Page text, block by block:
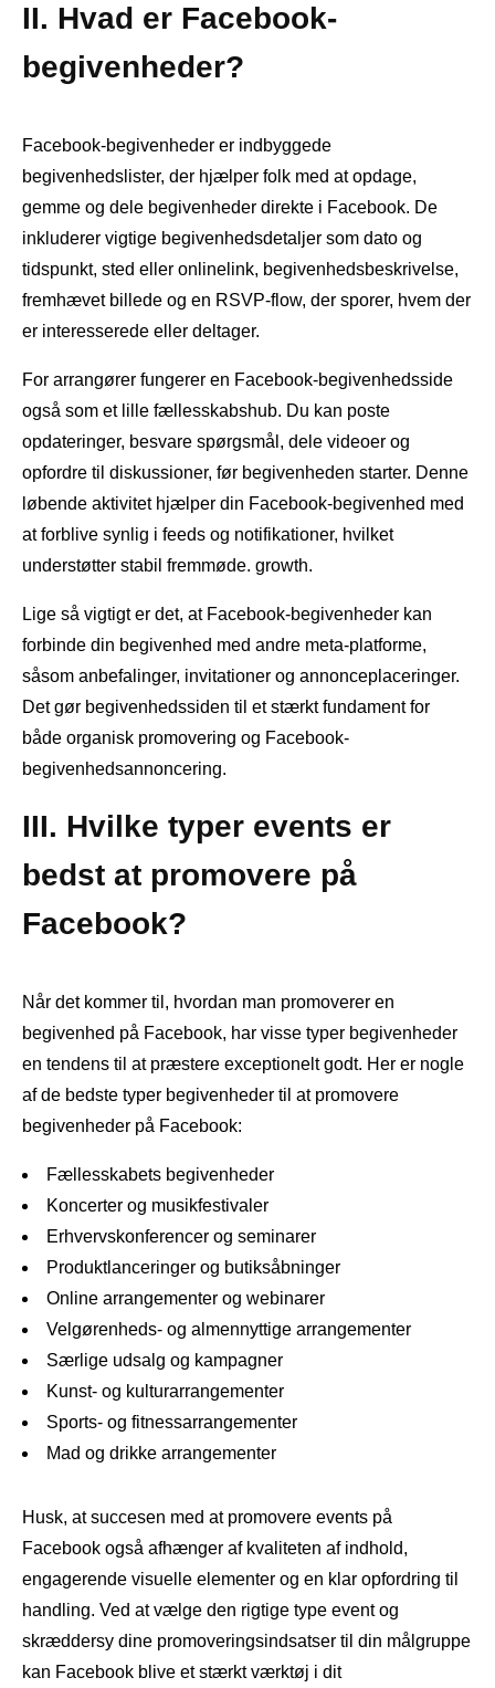
II. Hvad er Facebook-
begivenheder?
Facebook-begivenheder er indbyggede
begivenhedslister, der hjælper folk med at opdage,
gemme og dele begivenheder direkte i Facebook. De
inkluderer vigtige begivenhedsdetaljer som dato og
tidspunkt, sted eller onlinelink, begivenhedsbeskrivelse,
fremhævet billede og en RSVP-flow, der sporer, hvem der
er interesserede eller deltager.
For arrangører fungerer en Facebook-begivenhedsside
også som et lille fællesskabshub. Du kan poste
opdateringer, besvare spørgsmål, dele videoer og
opfordre til diskussioner, før begivenheden starter. Denne
løbende aktivitet hjælper din Facebook-begivenhed med
at forblive synlig i feeds og notifikationer, hvilket
understøtter stabil fremmøde. growth.
Lige så vigtigt er det, at Facebook-begivenheder kan
forbinde din begivenhed med andre meta-platforme,
såsom anbefalinger, invitationer og annonceplaceringer.
Det gør begivenhedssiden til et stærkt fundament for
både organisk promovering og Facebook-
begivenhedsannoncering.
III. Hvilke typer events er
bedst at promovere på
Facebook?
Når det kommer til, hvordan man promoverer en
begivenhed på Facebook, har visse typer begivenheder
en tendens til at præstere exceptionelt godt. Her er nogle
af de bedste typer begivenheder til at promovere
begivenheder på Facebook:
Fællesskabets begivenheder
Koncerter og musikfestivaler
Erhvervskonferencer og seminarer
Produktlanceringer og butiksåbninger
Online arrangementer og webinarer
Velgørenheds- og almennyttige arrangementer
Særlige udsalg og kampagner
Kunst- og kulturarrangementer
Sports- og fitnessarrangementer
Mad og drikke arrangementer
Husk, at succesen med at promovere events på
Facebook også afhænger af kvaliteten af ​​indhold,
engagerende visuelle elementer og en klar opfordring til
handling. Ved at vælge den rigtige type event og
skræddersy dine promoveringsindsatser til din målgruppe
kan Facebook blive et stærkt værktøj i dit